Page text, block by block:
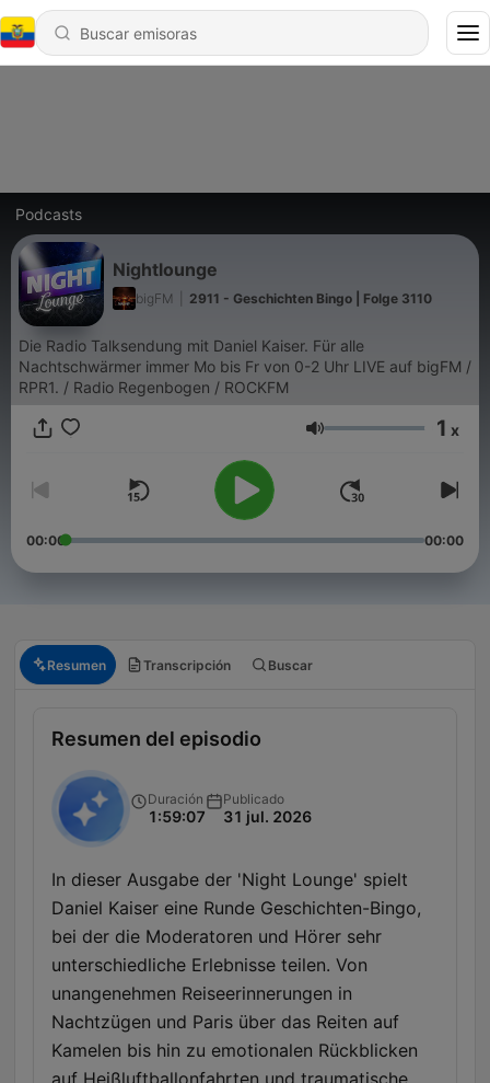
Podcasts
Nightlounge
bigFM 2911 - Geschichten Bingo | Folge 3110
Die Radio Talksendung mit Daniel Kaiser. Für alle
Nachtschwärmer immer Mo bis Fr von 0-2 Uhr LIVE auf bigFM /
RPR1. / Radio Regenbogen / ROCKFM
Volumen 1 x
00:00 00:00
Resumen Transcripción Buscar
Resumen del episodio
Duración
1:59:07
Publicado
31 jul. 2026
In dieser Ausgabe der 'Night Lounge' spielt
Daniel Kaiser eine Runde Geschichten-Bingo,
bei der die Moderatoren und Hörer sehr
unterschiedliche Erlebnisse teilen. Von
unangenehmen Reiseerinnerungen in
Nachtzügen und Paris über das Reiten auf
Kamelen bis hin zu emotionalen Rückblicken